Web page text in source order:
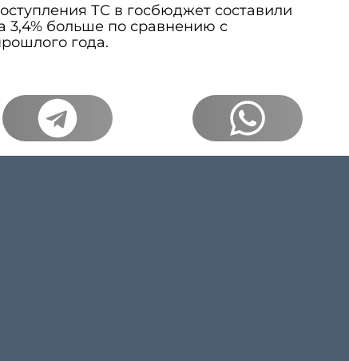
ТС в госбюджет составили
3,4% больше по сравнению с
года.